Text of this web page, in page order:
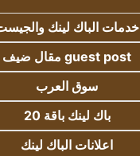
خدمات الباك لينك
guest post مقال ضيف
سوق العرب
باك لينك باقة 20
اعلانات الباك لينك